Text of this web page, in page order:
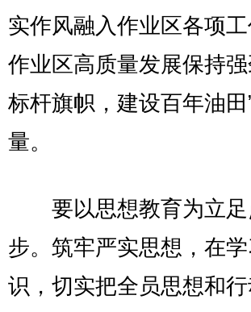
实作风融入作业区各项
作业区高质量发展保持
标杆旗帜，建设百年油
量。
要以思想教育为立足
步。筑牢严实思想，在
识，切实把全员思想和